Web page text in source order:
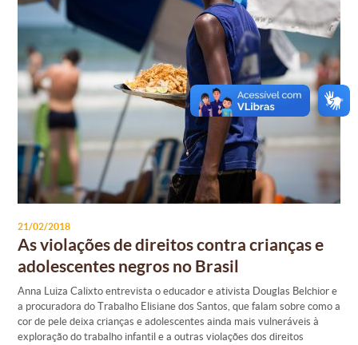
21/02/2018
As violações de direitos contra crianças e
adolescentes negros no Brasil
Anna Luiza Calixto entrevista o educador e ativista Douglas Belchior e
a procuradora do Trabalho Elisiane dos Santos, que falam sobre como a
cor de pele deixa crianças e adolescentes ainda mais vulneráveis à
exploração do trabalho infantil e a outras violações dos direitos